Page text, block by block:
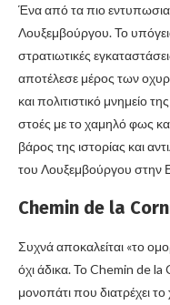
Ένα από τα πιο
Λουξεμβούργου. Το
στρατιωτικές
αποτέλεσε μέρος των
και πολιτιστικό μνημείο
στοές με το χαμηλό φως
βάρος της ιστορίας και
του Λουξεμβούργου
Chemin de la
Συχνά αποκαλείται «το
όχι άδικα. Το Chemin de la
μονοπάτι που διατρέχει